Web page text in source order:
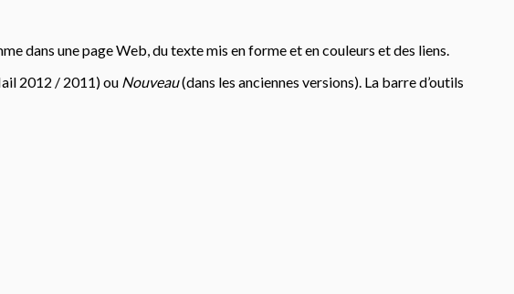
dans une page Web, du texte mis en forme et en couleurs et des liens.
2012 / 2011) ou Nouveau(dans les anciennes versions). La barre d’outils